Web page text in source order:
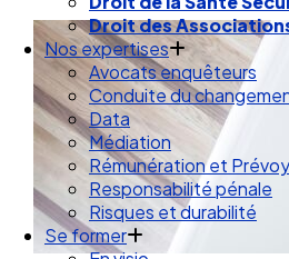
Droit des
Nos expertises
Avocats enquêteurs
Conduite du
Data
Médiation
Rémunération et
Responsabilité pénale
Risques et durabilité
Se former